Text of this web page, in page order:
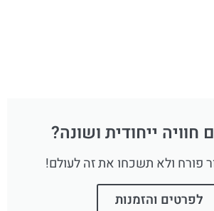
ייחודית ושונה?
פורח ולא תשכחו את זה לעולם!
לפרטים והזמנות